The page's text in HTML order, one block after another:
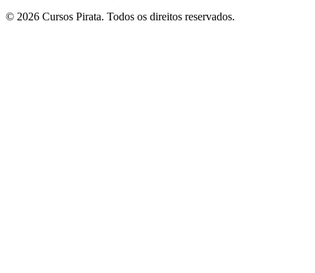
© 2026 Cursos Pirata. Todos os direitos reservados.